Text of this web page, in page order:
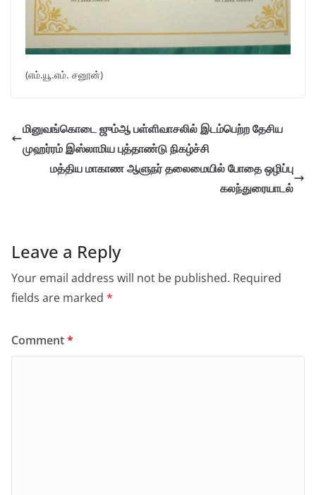
(எம்.யூ.எம். சனூன்)
மினுவங்கொடை ஜும்ஆ பள்ளிவாசலில் இடம்பெற்ற தேசிய
முஹர்ரம் இஸ்லாமிய புத்தாண்டு நிகழ்ச்சி
மத்திய மாகாண ஆளுநர் தலைமையில் போதை ஒழிப்பு
கலந்துரையாடல்
Leave a Reply
Your email address will not be published. Required
fields are marked *
Comment*